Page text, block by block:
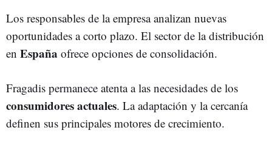
Los responsables de la empresa analizan nuevas
oportunidades a corto plazo. El sector de la distribución
en España ofrece opciones de consolidación.
Fragadis permanece atenta a las necesidades de los
consumidores actuales. La adaptación y la cercanía
definen sus principales motores de crecimiento.